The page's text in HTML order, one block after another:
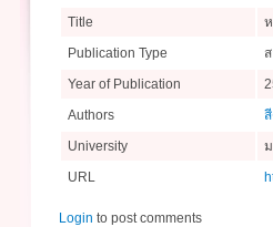
Title
Publication Type
Year of Publication
Authors
University
URL
Login to post comments